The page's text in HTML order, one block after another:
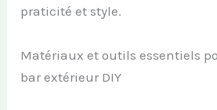
praticité et style.
Matériaux et outils essentiels
bar extérieur DIY